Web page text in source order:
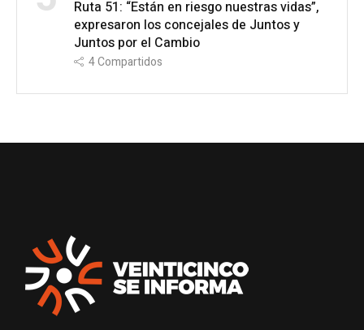
Ruta 51: “Están en riesgo nuestras vidas”,
expresaron los concejales de Juntos y
Juntos por el Cambio
4Compartidos